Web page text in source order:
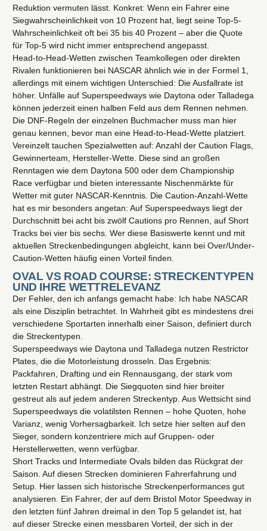
Reduktion vermuten lässt. Konkret: Wenn ein Fahrer eine
Siegwahrscheinlichkeit von 10 Prozent hat, liegt seine Top-5-
Wahrscheinlichkeit oft bei 35 bis 40 Prozent – aber die Quote
für Top-5 wird nicht immer entsprechend angepasst.
Head-to-Head-Wetten zwischen Teamkollegen oder direkten
Rivalen funktionieren bei NASCAR ähnlich wie in der Formel 1,
allerdings mit einem wichtigen Unterschied: Die Ausfallrate ist
höher. Unfälle auf Superspeedways wie Daytona oder Talladega
können jederzeit einen halben Feld aus dem Rennen nehmen.
Die DNF-Regeln der einzelnen Buchmacher muss man hier
genau kennen, bevor man eine Head-to-Head-Wette platziert.
Vereinzelt tauchen Spezialwetten auf: Anzahl der Caution Flags,
Gewinnerteam, Hersteller-Wette. Diese sind an großen
Renntagen wie dem Daytona 500 oder dem Championship
Race verfügbar und bieten interessante Nischenmärkte für
Wetter mit guter NASCAR-Kenntnis. Die Caution-Anzahl-Wette
hat es mir besonders angetan: Auf Superspeedways liegt der
Durchschnitt bei acht bis zwölf Cautions pro Rennen, auf Short
Tracks bei vier bis sechs. Wer diese Basiswerte kennt und mit
aktuellen Streckenbedingungen abgleicht, kann bei Over/Under-
Caution-Wetten häufig einen Vorteil finden.
OVAL VS ROAD COURSE: STRECKENTYPEN
UND IHRE WETTRELEVANZ
Der Fehler, den ich anfangs gemacht habe: Ich habe NASCAR
als eine Disziplin betrachtet. In Wahrheit gibt es mindestens drei
verschiedene Sportarten innerhalb einer Saison, definiert durch
die Streckentypen.
Superspeedways wie Daytona und Talladega nutzen Restrictor
Plates, die die Motorleistung drosseln. Das Ergebnis:
Packfahren, Drafting und ein Rennausgang, der stark vom
letzten Restart abhängt. Die Siegquoten sind hier breiter
gestreut als auf jedem anderen Streckentyp. Aus Wettsicht sind
Superspeedways die volatilsten Rennen – hohe Quoten, hohe
Varianz, wenig Vorhersagbarkeit. Ich setze hier selten auf den
Sieger, sondern konzentriere mich auf Gruppen- oder
Herstellerwetten, wenn verfügbar.
Short Tracks und Intermediate Ovals bilden das Rückgrat der
Saison. Auf diesen Strecken dominieren Fahrerfahrung und
Setup. Hier lassen sich historische Streckenperformances gut
analysieren. Ein Fahrer, der auf dem Bristol Motor Speedway in
den letzten fünf Jahren dreimal in den Top 5 gelandet ist, hat
auf dieser Strecke einen messbaren Vorteil, der sich in der